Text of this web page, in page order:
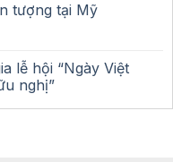
tượng tại Mỹ
lễ hội “Ngày Việt
nghị”